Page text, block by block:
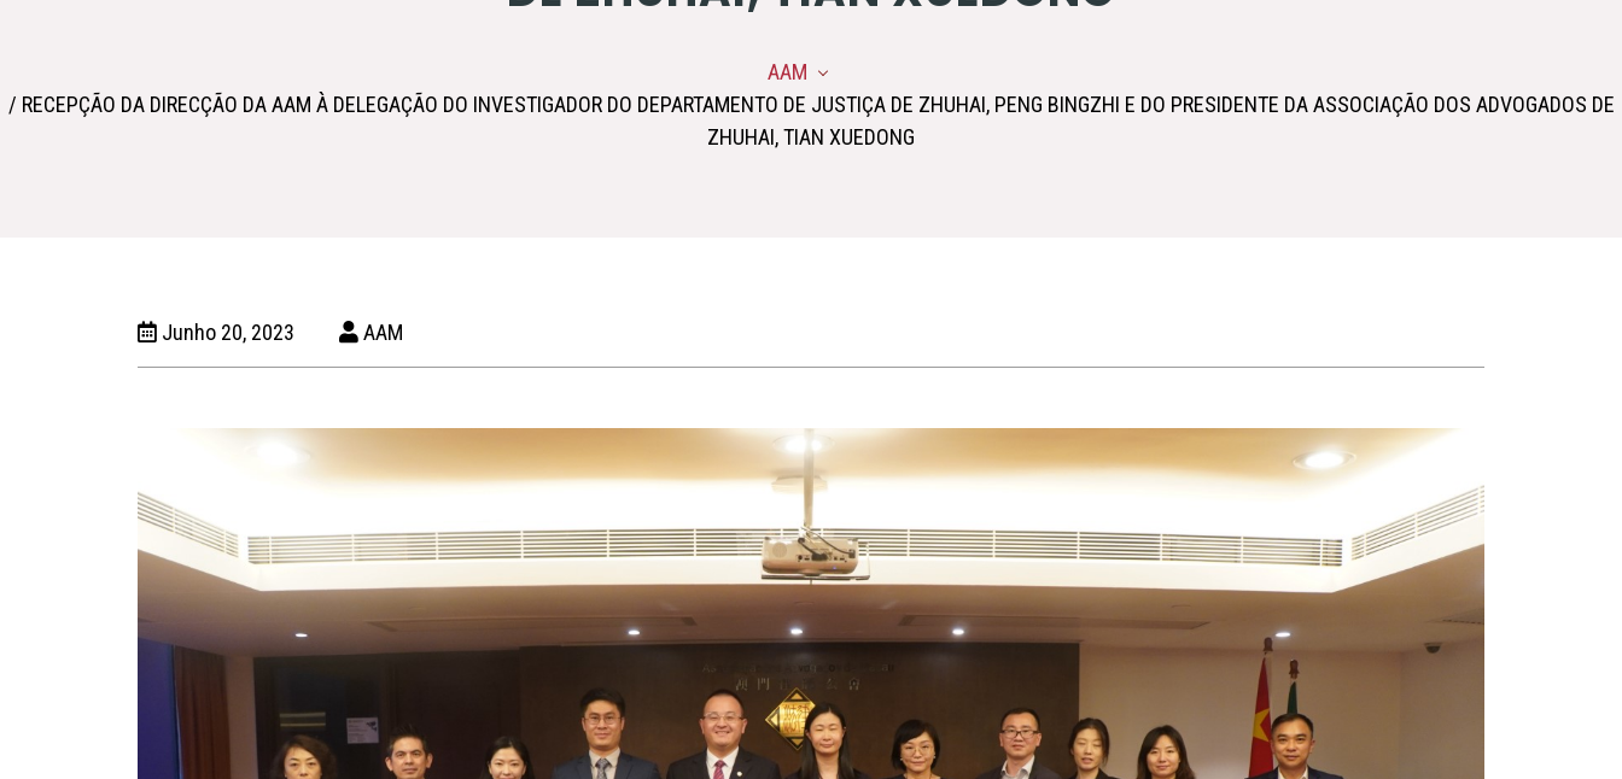
AAM
/ RECEPÇÃO DA DIRECÇÃO DA AAM À DELEGAÇÃO DO INVESTIGADOR DO DEPARTAMENTO DE JUSTIÇA DE ZHUHAI, PENG BINGZHI E DO PRESIDENTE DA ASSOCIAÇÃO DOS ADVOGADOS DE
ZHUHAI, TIAN XUEDONG
Junho 20, 2023 AAM